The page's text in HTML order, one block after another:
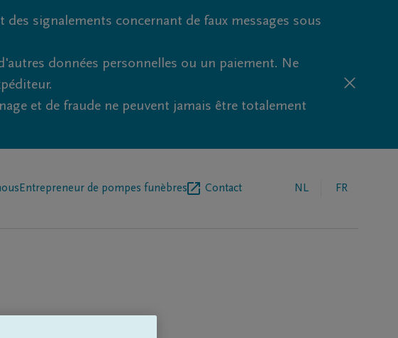
des signalements concernant de faux messages sous
données personnelles ou un paiement. Ne
et de fraude ne peuvent jamais être totalement
Entrepreneur de pompes funèbres Contact NL FR